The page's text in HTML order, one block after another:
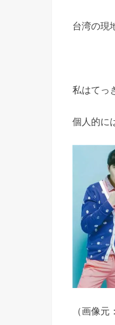
台湾の現
私はてっ
個人的に
（画像元